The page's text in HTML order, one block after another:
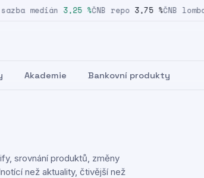
medián 3,25 %ČNB repo 3,75 %ČNB lombard
Akademie Bankovní produkty
srovnání produktů, změny
než aktuality, čtivější než